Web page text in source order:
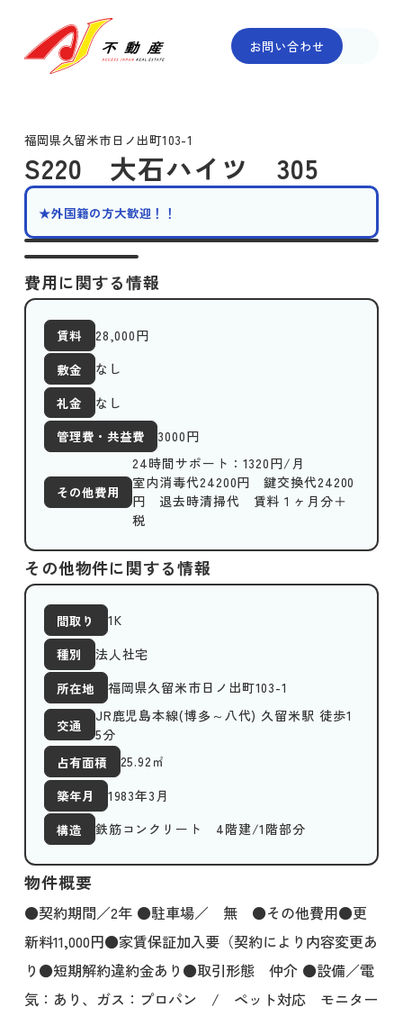
お問い合わせ
福岡県久留米市日ノ出町103-1
S220 大石ハイツ 305
★外国籍の方大歓迎！！
費用に関する情報
賃料 28,000円
敷金
なし
礼金
なし
管理費・共益費
3000円
その他費用
24時間サポート：1320円/月
室内消毒代24200円 鍵交換代24200
円 退去時清掃代 賃料１ヶ月分＋
税
その他物件に関する情報
間取り
1K
種別
法人社宅
所在地
福岡県久留米市日ノ出町103-1
交通
JR鹿児島本線(博多～八代) 久留米駅 徒歩1
5分
占有面積
25.92 ㎡
築年月
1983年3月
構造
鉄筋コンクリート 4階建/1階部分
物件概要
●契約期間／2年 ●駐車場／ 無 ●その他費用●更
新料11,000円●家賃保証加入要（契約により内容変更あ
り●短期解約違約金あり●取引形態 仲介 ●設備／電
気：あり、ガス：プロパン / ペット対応 モニター